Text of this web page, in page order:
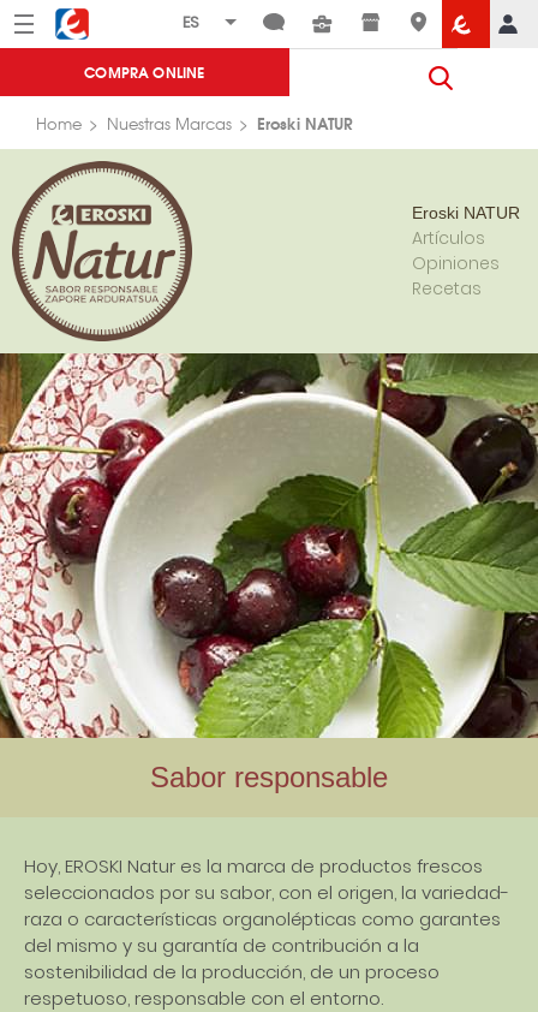
Menú Eroski
COMPRA ONLINE
Home Nuestras Marcas Eroski NATUR
Eroski NATUR
Artículos
Opiniones
Recetas
Sabor responsable
Hoy, EROSKI Natur es la marca de productos frescos
seleccionados por su sabor, con el origen, la variedad-
raza o características organolépticas como garantes
del mismo y su garantía de contribución a la
sostenibilidad de la producción, de un proceso
respetuoso, responsable con el entorno.